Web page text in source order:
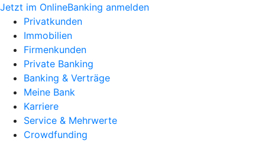
Jetzt im OnlineBanking anmelden
Privatkunden
Immobilien
Firmenkunden
Private Banking
Banking & Verträge
Meine Bank
Karriere
Service & Mehrwerte
Crowdfunding